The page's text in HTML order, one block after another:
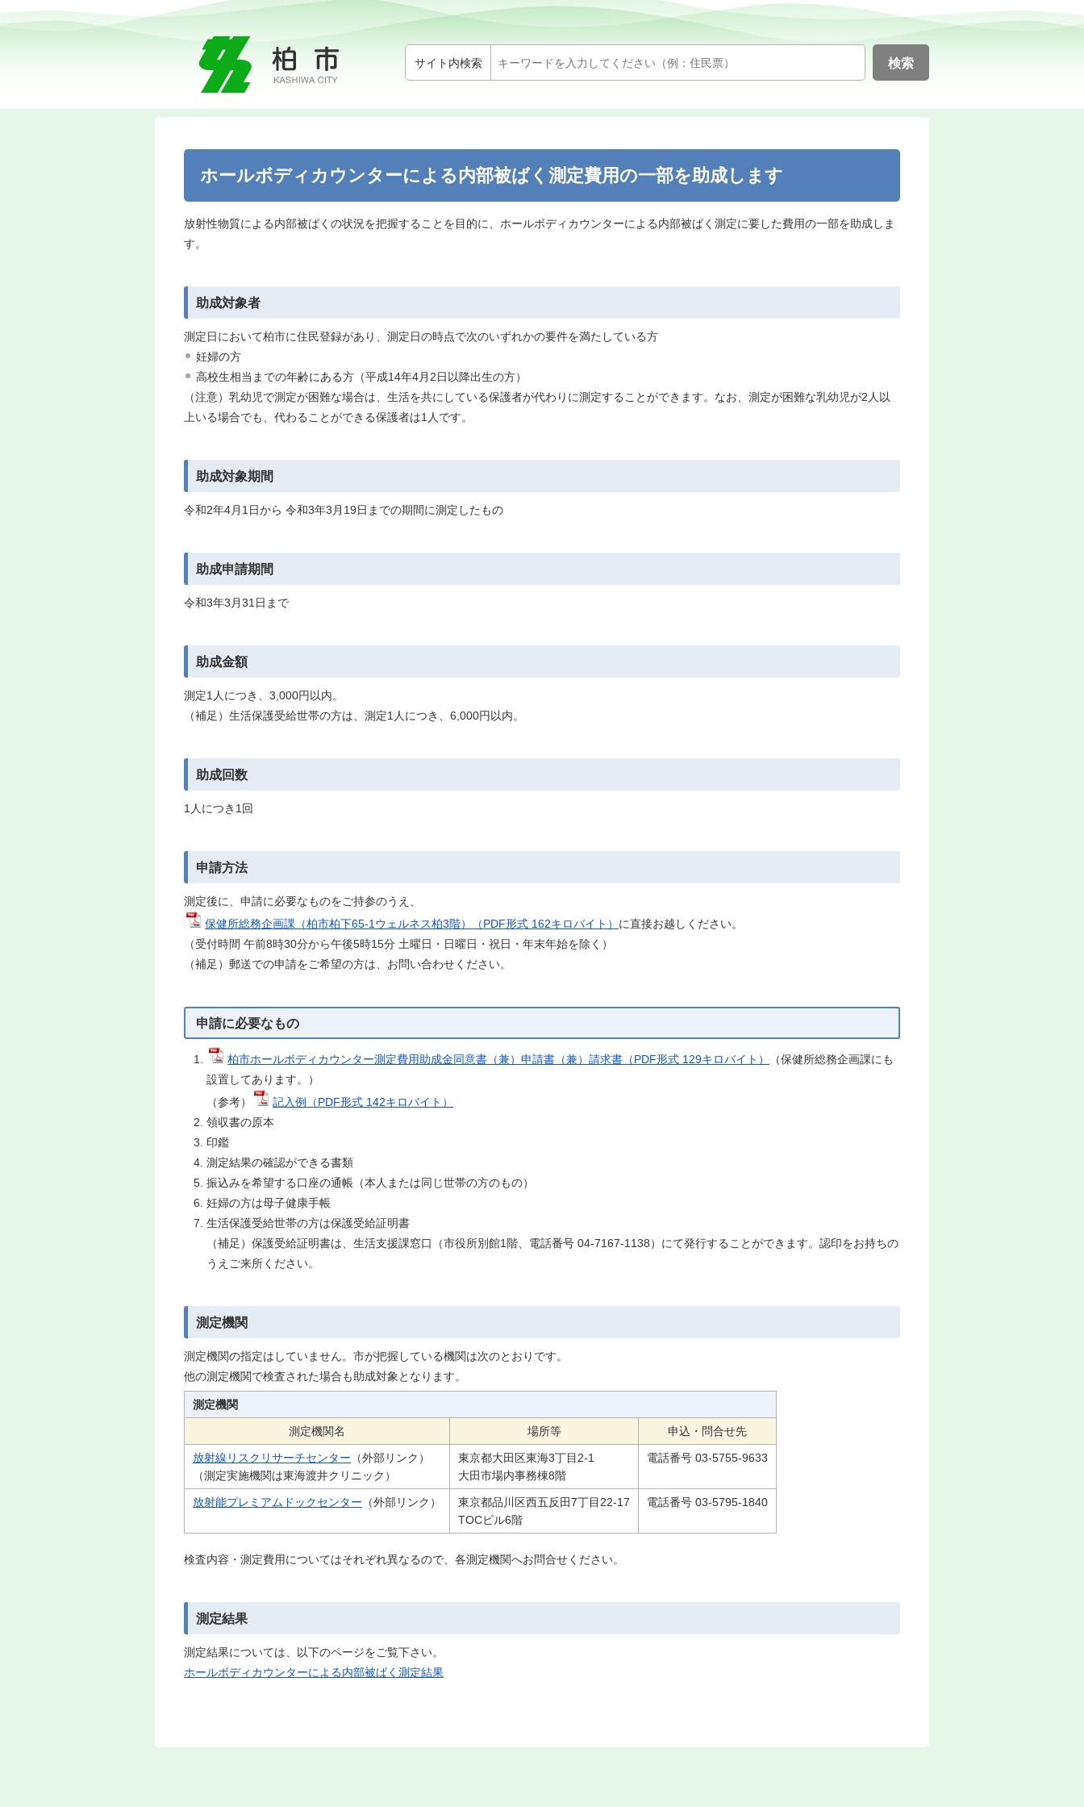
サイト内検索
ホールボディカウンターによる内部被ばく測定費用の一部を助成します
放射性物質による内部被ばくの状況を把握することを目的に、ホールボディカウンターによる内部被ばく測定に要した費用の一部を助成しま
す。
助成対象者
測定日において柏市に住民登録があり、測定日の時点で次のいずれかの要件を満たしている方
妊婦の方
高校生相当までの年齢にある方（平成14年4月2日以降出生の方）
（注意）乳幼児で測定が困難な場合は、生活を共にしている保護者が代わりに測定することができます。なお、測定が困難な乳幼児が2人以
上いる場合でも、代わることができる保護者は1人です。
助成対象期間
令和2年4月1日から 令和3年3月19日までの期間に測定したもの
助成申請期間
令和3年3月31日まで
助成金額
測定1人につき、3,000円以内。
（補足）生活保護受給世帯の方は、測定1人につき、6,000円以内。
助成回数
1人につき1回
申請方法
測定後に、申請に必要なものをご持参のうえ、
保健所総務企画課（柏市柏下65-1ウェルネス柏3階）（PDF形式 162キロバイト） に直接お越しください。
（受付時間 午前8時30分から午後5時15分 土曜日・日曜日・祝日・年末年始を除く）
（補足）郵送での申請をご希望の方は、お問い合わせください。
申請に必要なもの
柏市ホールボディカウンター測定費用助成金同意書（兼）申請書（兼）請求書（PDF形式 129キロバイト）
（保健所総務企画課にも
設置してあります。）
（参考）
記入例（PDF形式 142キロバイト）
領収書の原本
印鑑
測定結果の確認ができる書類
振込みを希望する口座の通帳（本人または同じ世帯の方のもの）
妊婦の方は母子健康手帳
生活保護受給世帯の方は保護受給証明書
（補足）保護受給証明書は、生活支援課窓口（市役所別館1階、電話番号 04-7167-1138）にて発行することができます。認印をお持ちの
うえご来所ください。
測定機関
測定機関の指定はしていません。市が把握している機関は次のとおりです。
他の測定機関で検査された場合も助成対象となります。
測定機関
測定機関名 場所等 申込・問合せ先
放射線リスクリサーチセンター （外部リンク）
（測定実施機関は東海渡井クリニック）
東京都大田区東海3丁目2-1
大田市場内事務棟8階
電話番号 03-5755-9633
放射能プレミアムドックセンター （外部リンク）
東京都品川区西五反田7丁目22-17
TOCビル6階
電話番号 03-5795-1840
検査内容・測定費用についてはそれぞれ異なるので、各測定機関へお問合せください。
測定結果
測定結果については、以下のページをご覧下さい。
ホールボディカウンターによる内部被ばく測定結果